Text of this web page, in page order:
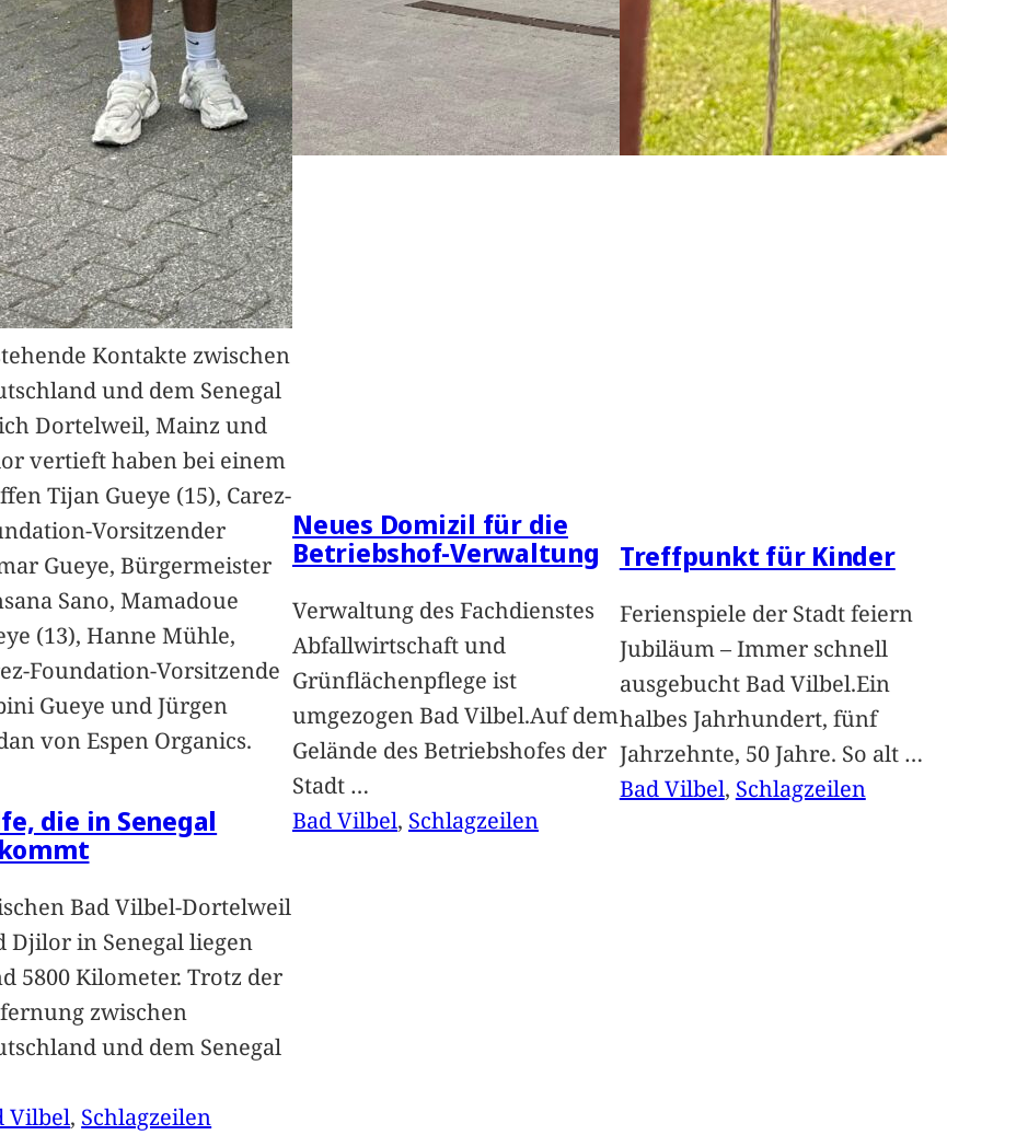
Kontakte zwischen
und dem Senegal
Dortelweil, Mainz und
vertieft haben bei einem
Tijan Gueye (15), Carez-
Vorsitzender
Gueye, Bürgermeister
Sano, Mamadoue
(13), Hanne Mühle,
Foundation-Vorsitzende
Gueye und Jürgen
von Espen Organics.
die in Senegal
Bad Vilbel-Dortelweil
Djilor in Senegal liegen
5800 Kilometer. Trotz der
zwischen
und dem Senegal
Vilbel, Schlagzeilen
Neues Domizil für die
Betriebshof-Verwaltung
Verwaltung des Fachdienstes
Abfallwirtschaft und
Grünflächenpflege ist
umgezogen Bad Vilbel.Auf dem
Gelände des Betriebshofes der
Stadt …
Bad Vilbel, Schlagzeilen
Treffpunkt für Kinder
Ferienspiele der Stadt feiern
Jubiläum – Immer schnell
ausgebucht Bad Vilbel.Ein
halbes Jahrhundert, fünf
Jahrzehnte, 50 Jahre. So alt …
Bad Vilbel, Schlagzeilen